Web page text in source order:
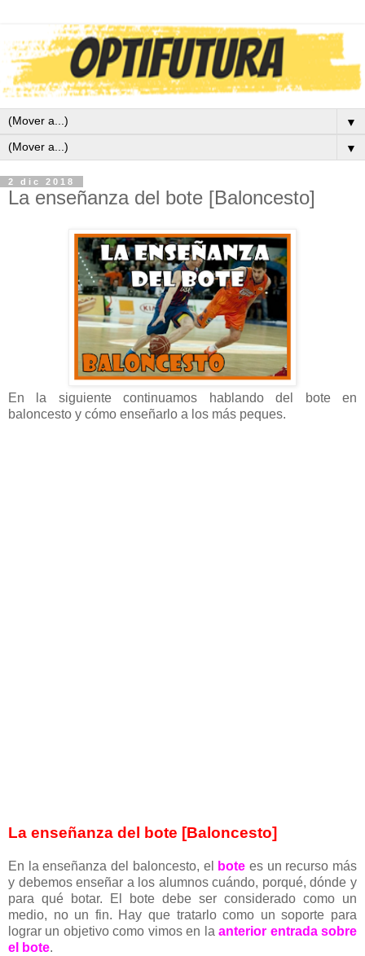
▼
▼
2 dic 2018
La enseñanza del bote [Baloncesto]
En la siguiente continuamos hablando del bote en
baloncesto y cómo enseñarlo a los más peques.
La enseñanza del bote [Baloncesto]
En la enseñanza del baloncesto, el bote es un recurso más
y debemos enseñar a los alumnos cuándo, porqué, dónde y
para qué botar. El bote debe ser considerado como un
medio, no un fin. Hay que tratarlo como un soporte para
lograr un objetivo como vimos en laanterior entrada sobre
el bote.